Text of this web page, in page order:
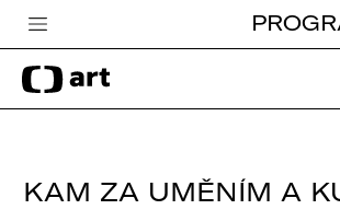
Česká televize
Zpravodajství
iVysílání
KAM ZA UMĚNÍM A